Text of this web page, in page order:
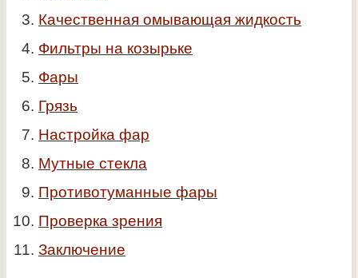
Качественная омывающая жидкость
Фильтры на козырьке
Фары
Грязь
Настройка фар
Мутные стекла
Противотуманные фары
Проверка зрения
Заключение